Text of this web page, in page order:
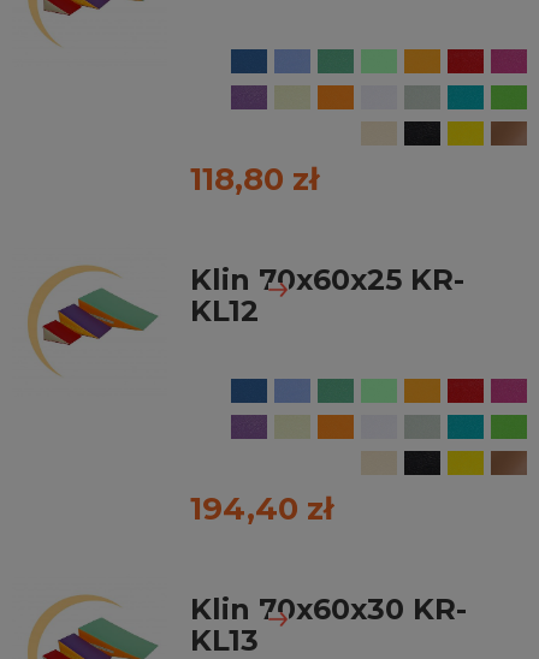
118,80 zł
Klin 70x60x25 KR-
KL12
194,40 zł
Klin 70x60x30 KR-
KL13